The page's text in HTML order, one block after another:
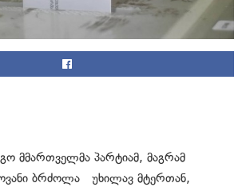
მმართველმა პარტიამ, მაგრამ
ბრძოლა უხილავ მტერთან,